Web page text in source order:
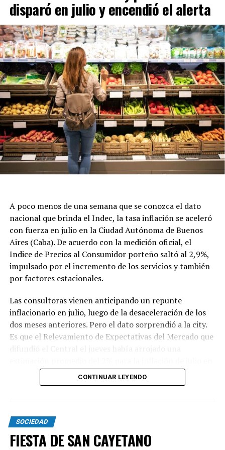
disparó en julio y encendió el alerta
A poco menos de una semana que se conozca el dato
nacional que brinda el Indec, la tasa inflación se aceleró
con fuerza en julio en la Ciudad Autónoma de Buenos
Aires (Caba). De acuerdo con la medición oficial, el
Indice de Precios al Consumidor porteño saltó al 2,9%,
impulsado por el incremento de los servicios y también
por factores estacionales.
Las consultoras vienen anticipando un repunte
inflacionario en julio, luego de la desaceleración de los
dos meses anteriores. Pero el dato sorprendió a la city.
Es que el Relevamiento de Expectativas del Mercado que
todo el país.
El índice de Caba se aceleró en 1,1 punto porcentual ya
exhibió una significativa disparidad entre los bienes y los
servicios: los primero aumentaron 1,4% y los segundos,
CONTINUAR LEYENDO
SOCIEDAD
FIESTA DE SAN CAYETANO